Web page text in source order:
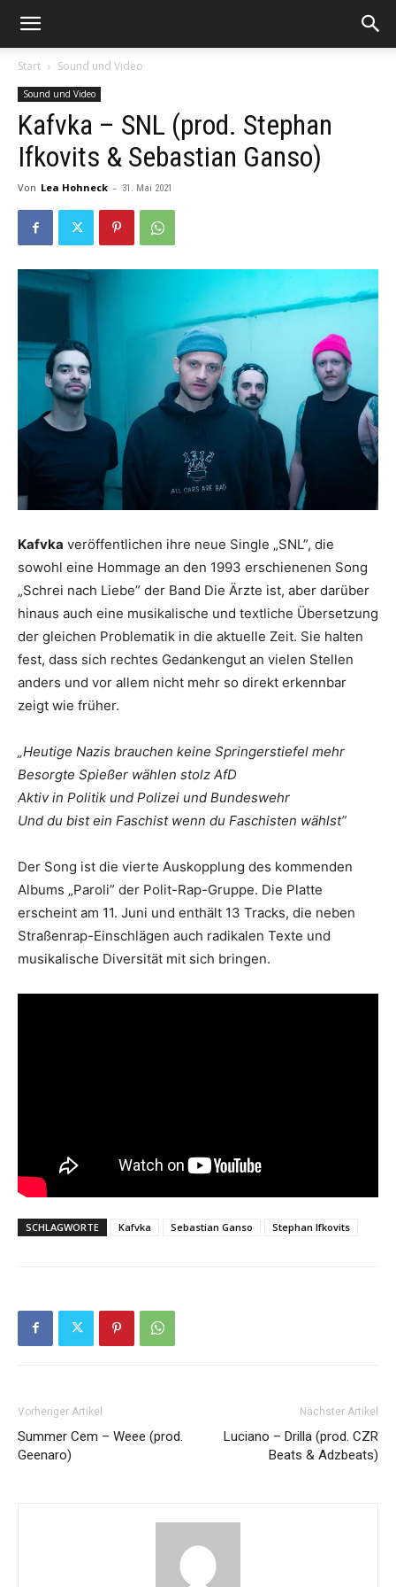
Start Sound und Video
Sound und Video
Kafvka – SNL (prod. Stephan
Ifkovits & Sebastian Ganso)
Von Lea Hohneck - 31. Mai 2021
Kafvka veröffentlichen ihre neue Single „SNL”, die
sowohl eine Hommage an den 1993 erschienenen Song
„Schrei nach Liebe” der Band Die Ärzte ist, aber darüber
hinaus auch eine musikalische und textliche Übersetzung
der gleichen Problematik in die aktuelle Zeit. Sie halten
fest, dass sich rechtes Gedankengut an vielen Stellen
anders und vor allem nicht mehr so direkt erkennbar
zeigt wie früher.
„Heutige Nazis brauchen keine Springerstiefel mehr
Besorgte Spießer wählen stolz AfD
Aktiv in Politik und Polizei und Bundeswehr
Und du bist ein Faschist wenn du Faschisten wählst”
Der Song ist die vierte Auskopplung des kommenden
Albums „Paroli” der Polit-Rap-Gruppe. Die Platte
erscheint am 11. Juni und enthält 13 Tracks, die neben
Straßenrap-Einschlägen auch radikalen Texte und
musikalische Diversität mit sich bringen.
SCHLAGWORTE Kafvka Sebastian Ganso Stephan Ifkovits
Vorheriger Artikel
Summer Cem – Weee (prod.
Geenaro)
Nächster Artikel
Luciano – Drilla (prod. CZR
Beats & Adzbeats)